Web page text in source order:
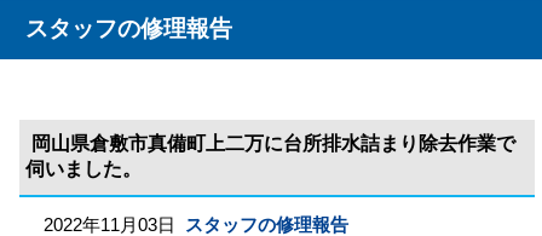
スタッフの修理報告
岡山県倉敷市真備町上二万に台所排水詰まり除去作業で
伺いました。
2022年11月03日 スタッフの修理報告